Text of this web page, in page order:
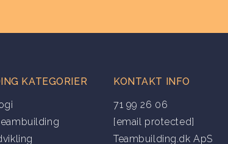
KATEGORIER
KONTAKT INFO
71 99 26 06
[email protected]
Teambuilding.dk ApS